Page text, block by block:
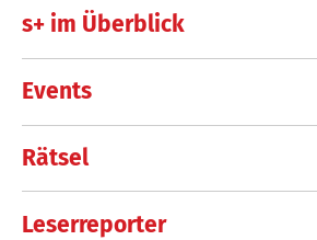
s+ im Überblick
Events
Rätsel
Leserreporter